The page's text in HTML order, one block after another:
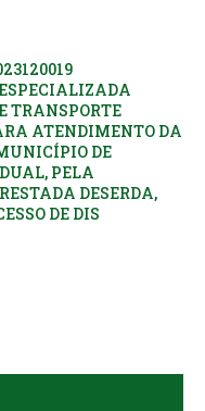
TRANSPORTE
ATENDIMENTO DA
DE
PELA
DESERDA,
DE DIS